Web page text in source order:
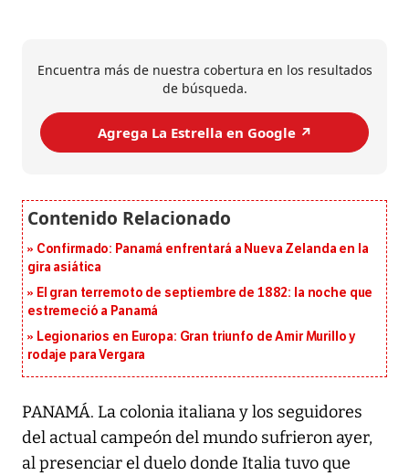
Encuentra más de nuestra cobertura en los resultados
de búsqueda.
Agrega La Estrella en Google ↗️
Confirmado: Panamá enfrentará a Nueva Zelanda en la
gira asiática
El gran terremoto de septiembre de 1882: la noche que
estremeció a Panamá
Legionarios en Europa: Gran triunfo de Amir Murillo y
rodaje para Vergara
PANAMÁ. La colonia italiana y los seguidores
del actual campeón del mundo sufrieron ayer,
al presenciar el duelo donde Italia tuvo que